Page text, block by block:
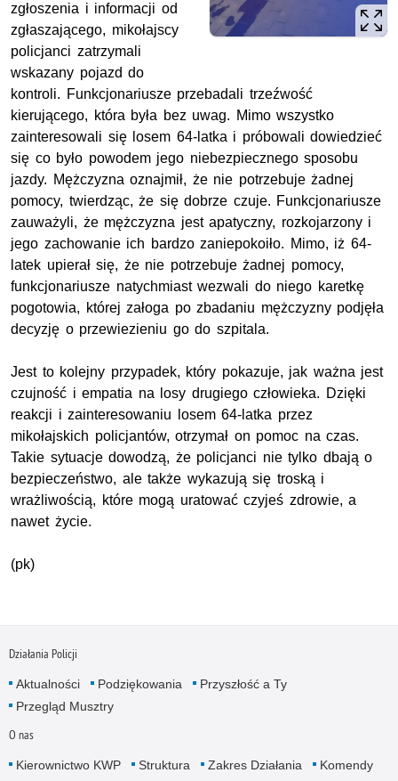
zgłoszenia i informacji od
zgłaszającego, mikołajscy
policjanci zatrzymali
wskazany pojazd do
kontroli. Funkcjonariusze przebadali trzeźwość
kierującego, która była bez uwag. Mimo wszystko
zainteresowali się losem 64-latka i próbowali dowiedzieć
się co było powodem jego niebezpiecznego sposobu
jazdy. Mężczyzna oznajmił, że nie potrzebuje żadnej
pomocy, twierdząc, że się dobrze czuje. Funkcjonariusze
zauważyli, że mężczyzna jest apatyczny, rozkojarzony i
jego zachowanie ich bardzo zaniepokoiło. Mimo, iż 64-
latek upierał się, że nie potrzebuje żadnej pomocy,
funkcjonariusze natychmiast wezwali do niego karetkę
pogotowia, której załoga po zbadaniu mężczyzny podjęła
decyzję o przewiezieniu go do szpitala.
Jest to kolejny przypadek, który pokazuje, jak ważna jest
czujność i empatia na losy drugiego człowieka. Dzięki
reakcji i zainteresowaniu losem 64-latka przez
mikołajskich policjantów, otrzymał on pomoc na czas.
Takie sytuacje dowodzą, że policjanci nie tylko dbają o
bezpieczeństwo, ale także wykazują się troską i
wrażliwością, które mogą uratować czyjeś zdrowie, a
nawet życie.
(pk)
Działania Policji
Aktualności Podziękowania
Przyszłość a Ty
Przegląd Musztry
O nas
Kierownictwo KWP Struktura Zakres Działania
Komendy